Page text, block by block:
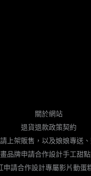
關於網站
退貨退款政策契約
上架販售，以及娘娘專送
品牌申請合作設計手工甜
申請合作設計專屬影片動蛋